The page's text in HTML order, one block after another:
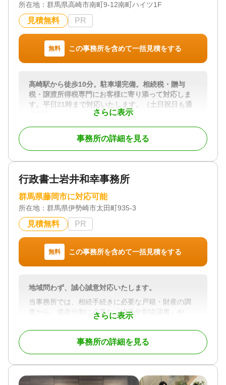
所在地： 群馬県高崎市南町9-12南町ハイツ1F
見積無料 PR
無料 この事務所を含めて一括見積をする
さらに表示
高崎駅から徒歩10分。駐車場完備。相続税・贈与
税・譲渡所得税専門にお客様に寄り添って対応しま
す。平日21時まで対応いたします。（土日祝日も通
常営業しております）
国税の資産課税務署に36年間従事し特別国税調査官
18年の経験を生かした代表税理士本人が対応しま
す。
また、相続税法は難易度が高く税制の中でも難しく
当事務所はまさしく相続税に特化しております。
対応地域
関東全域・長野県
対応業務
遺産分割 / 相続財産調査 / 相続税申告 / 相続手続き
電話相談可 / 訪問可 / 土日相談可 / 18時以降相談可 /
事務所面談可
事務所の詳細を見る
行政書士岩井和幸事務所
群馬県藤岡市に対応可能
所在地： 群馬県伊勢崎市太田町935-3
見積無料 PR
無料 この事務所を含めて一括見積をする
さらに表示
地域問わず、誠心誠意対応いたします。
当事務所では、相続手続きに必要な戸籍・財産の調
査から、遺産分割に必要な「遺産分割協議書」や
「遺言書」の作成までトータルにサポート。
さらに遺産分割協議書を公正証書にする（公的な書
類として登録する）サポートや、公証人との打ち合
わせなどのサポートもしています。
事務所の詳細を見る